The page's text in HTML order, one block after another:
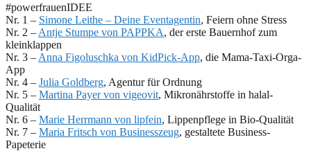
#powerfrauenIDEE
Nr. 1 – Simone Leithe – Deine Eventagentin, Feiern ohne Stress
Nr. 2 – Antje Stumpe von PAPPKA, der erste Bauernhof zum
kleinklappen
Nr. 3 – Anna Figoluschka von KidPick-App, die Mama-Taxi-Orga-
App
Nr. 4 – Julia Goldberg, Agentur für Ordnung
Nr. 5 – Martina Payer von vigeovit, Mikronährstoffe in halal-
Qualität
Nr. 6 – Marie Herrmann von lipfein, Lippenpflege in Bio-Qualität
Nr. 7 – Maria Fritsch von Businesszeug, gestaltete Business-
Papeterie